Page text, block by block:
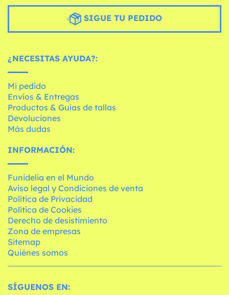
SIGUE TU PEDIDO
¿NECESITAS AYUDA?:
Mi pedido
Envíos & Entregas
Productos & Guías de tallas
Devoluciones
Más dudas
INFORMACIÓN:
Funidelia en el Mundo
Aviso legal y Condiciones de venta
Política de Privacidad
Política de Cookies
Derecho de desistimiento
Zona de empresas
Sitemap
Quiénes somos
SÍGUENOS EN: